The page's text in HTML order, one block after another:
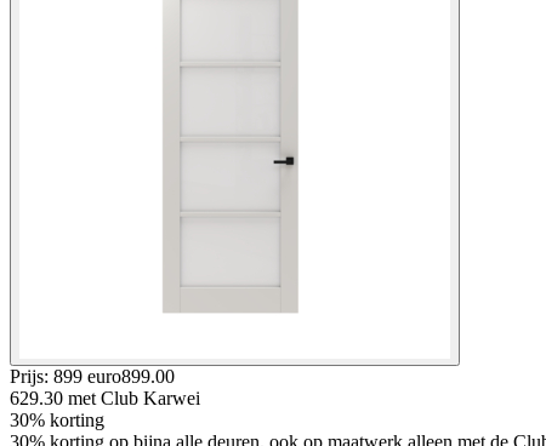
Prijs: 899 euro899.00
629.30 met Club Karwei
30% korting
30% korting op bijna alle deuren, ook op maatwerk alleen met de